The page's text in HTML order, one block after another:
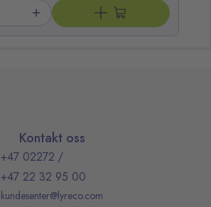
Kontakt oss
+47 02272 /
+47 22 32 95 00
kundesenter@lyreco.com